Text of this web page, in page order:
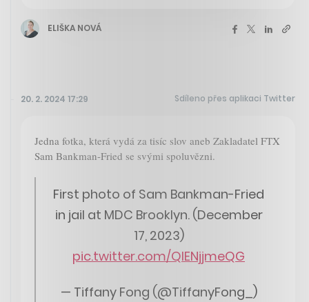
ELIŠKA NOVÁ
20. 2. 2024 17:29 Sdíleno přes aplikaci Twitter
Jedna fotka, která vydá za tisíc slov aneb Zakladatel FTX
Sam Bankman-Fried se svými spoluvězni.
First photo of Sam Bankman-Fried
in jail at MDC Brooklyn. (December
17, 2023)
pic.twitter.com/QlENjjmeQG
— Tiffany Fong (@TiffanyFong_)